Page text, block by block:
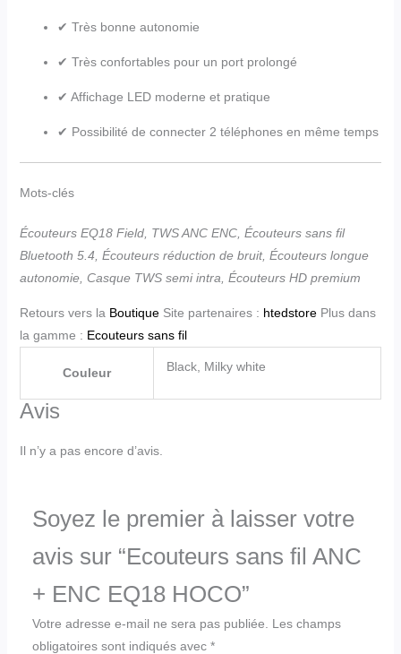
✔ Très bonne autonomie
✔ Très confortables pour un port prolongé
✔ Affichage LED moderne et pratique
✔ Possibilité de connecter 2 téléphones en même temps
Mots-clés
Écouteurs EQ18 Field, TWS ANC ENC, Écouteurs sans fil
Bluetooth 5.4, Écouteurs réduction de bruit, Écouteurs longue
autonomie, Casque TWS semi intra, Écouteurs HD premium
Retours vers la BoutiqueSite partenaires : htedstorePlus dans
la gamme : Ecouteurs sans fil
Couleur Black, Milky white
Avis
Il n’y a pas encore d’avis.
Soyez le premier à laisser votre
avis sur “Ecouteurs sans fil ANC
+ ENC EQ18 HOCO”
Votre adresse e-mail ne sera pas publiée.
Les champs
obligatoires sont indiqués avec *